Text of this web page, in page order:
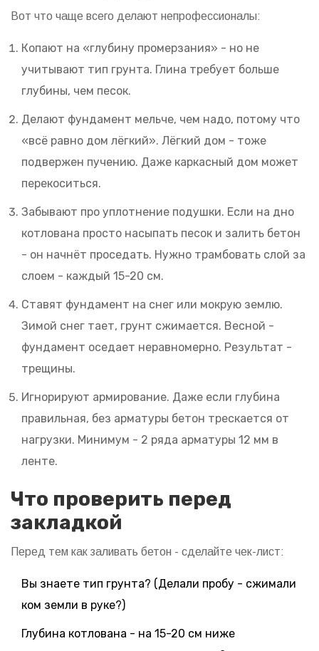
Вот что чаще всего делают непрофессионалы:
Копают на «глубину промерзания» - но не
учитывают тип грунта. Глина требует больше
глубины, чем песок.
Делают фундамент мельче, чем надо, потому что
«всё равно дом лёгкий». Лёгкий дом - тоже
подвержен пучению. Даже каркасный дом может
перекоситься.
Забывают про уплотнение подушки. Если на дно
котлована просто насыпать песок и залить бетон
- он начнёт проседать. Нужно трамбовать слой за
слоем - каждый 15-20 см.
Ставят фундамент на снег или мокрую землю.
Зимой снег тает, грунт сжимается. Весной -
фундамент оседает неравномерно. Результат -
трещины.
Игнорируют армирование. Даже если глубина
правильная, без арматуры бетон трескается от
нагрузки. Минимум - 2 ряда арматуры 12 мм в
ленте.
Что проверить перед
закладкой
Перед тем как заливать бетон - сделайте чек-лист:
Вы знаете тип грунта? (Делали пробу - сжимали
ком земли в руке?)
Глубина котлована - на 15-20 см ниже